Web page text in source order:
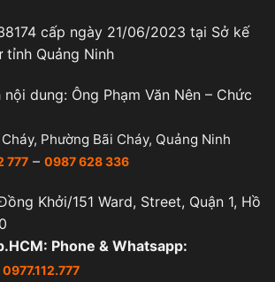
cấp ngày 21/06/2023 tại Sở kế
Quảng Ninh
dung: Ông Phạm Văn Nên – Chức
Phường Bãi Cháy, Quảng Ninh
777 – 0987 628 336
Khởi/151 Ward, Street, Quận 1, Hồ
Phone & Whatsapp:
0977.112.777